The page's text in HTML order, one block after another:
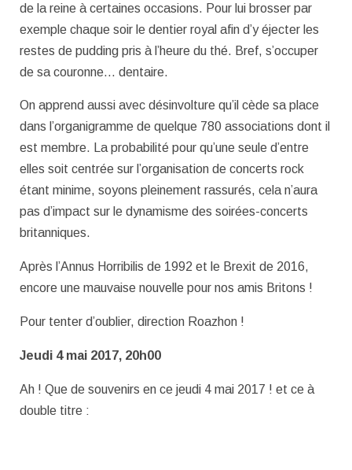
de la reine à certaines occasions. Pour lui brosser par
exemple chaque soir le dentier royal afin d’y éjecter les
restes de pudding pris à l’heure du thé. Bref, s’occuper
de sa couronne… dentaire.
On apprend aussi avec désinvolture qu’il cède sa place
dans l’organigramme de quelque 780 associations dont il
est membre. La probabilité pour qu’une seule d’entre
elles soit centrée sur l’organisation de concerts rock
étant minime, soyons pleinement rassurés, cela n’aura
pas d’impact sur le dynamisme des soirées-concerts
britanniques.
Après l’Annus Horribilis de 1992 et le Brexit de 2016,
encore une mauvaise nouvelle pour nos amis Britons !
Pour tenter d’oublier, direction Roazhon !
Jeudi 4 mai 2017, 20h00
Ah ! Que de souvenirs en ce jeudi 4 mai 2017 ! et ce à
double titre :